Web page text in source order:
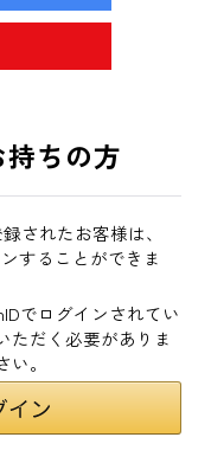
ちの方
されたお客様は、
することができま
でログインされてい
ただく必要がありま
。